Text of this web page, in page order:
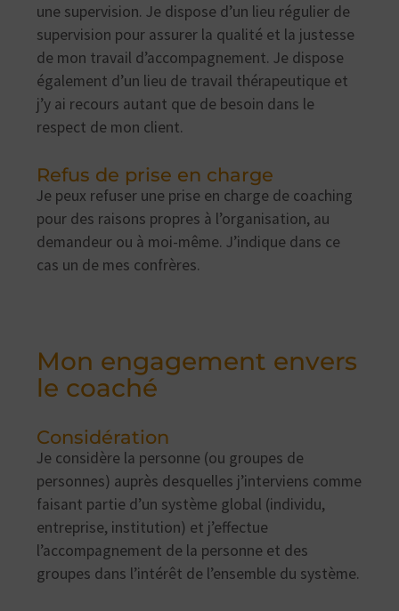
une supervision. Je dispose d’un lieu régulier de
supervision pour assurer la qualité et la justesse
de mon travail d’accompagnement. Je dispose
également d’un lieu de travail thérapeutique et
j’y ai recours autant que de besoin dans le
respect de mon client.
Refus de prise en charge
Je peux refuser une prise en charge de coaching
pour des raisons propres à l’organisation, au
demandeur ou à moi-même. J’indique dans ce
cas un de mes confrères.
Mon engagement envers
le coaché
Considération
Je considère la personne (ou groupes de
personnes) auprès desquelles j’interviens comme
faisant partie d’un système global (individu,
entreprise, institution) et j’effectue
l’accompagnement de la personne et des
groupes dans l’intérêt de l’ensemble du système.